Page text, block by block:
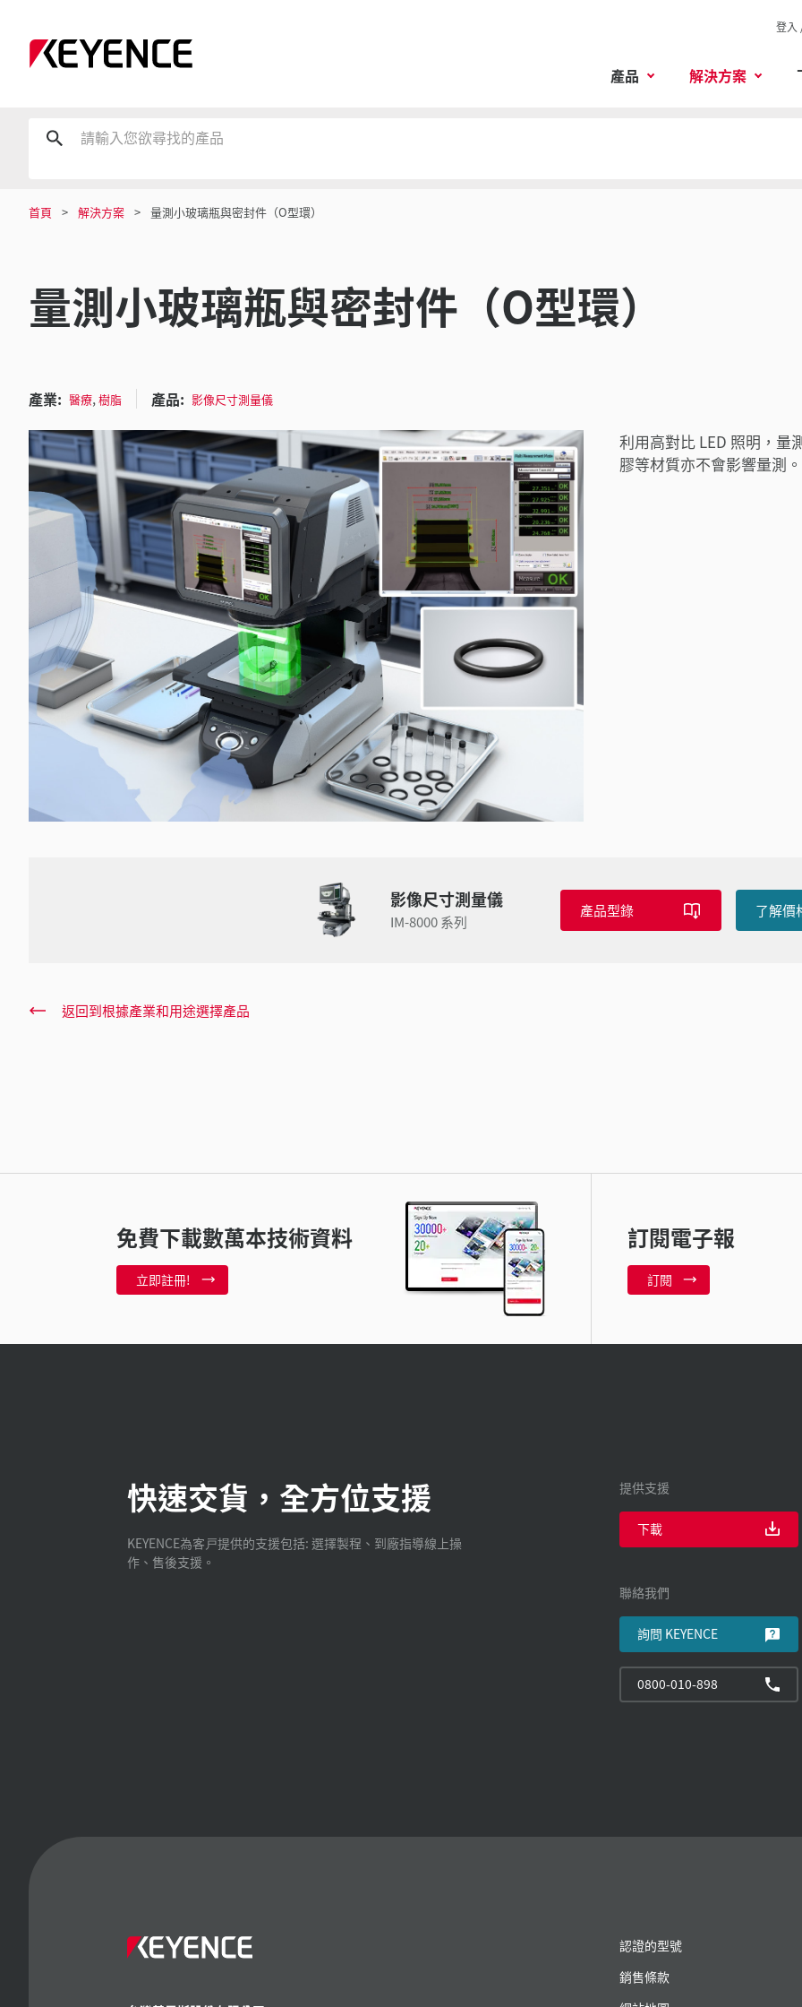
登入
產品 解決方案
首頁 解決方案 量測小玻璃瓶與密封件（O型環）
量測小玻璃瓶與密封件（O型環）
產業: 醫療, 樹脂 產品: 影像尺寸測量儀
利用高對比 LED 照明，量
膠等材質亦不會影響量測。
影像尺寸測量儀
IM-8000 系列
產品型錄 了解價
返回到根據產業和用途選擇產品
免費下載數萬本技術資料
立即註冊!
訂閱電子報
訂閱
快速交貨，全方位支援
KEYENCE為客戸提供的支援包括: 選擇製程、到廠指導線上操
作、售後支援。
提供支援
下載
聯絡我們
詢問 KEYENCE
0800-010-898
認證的型號
銷售條款